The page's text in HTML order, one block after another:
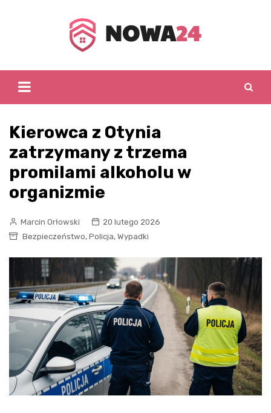
Kierowca z Otynia
zatrzymany z trzema
promilami alkoholu w
organizmie
Marcin Orłowski
20 lutego 2026
Bezpieczeństwo, Policja, Wypadki